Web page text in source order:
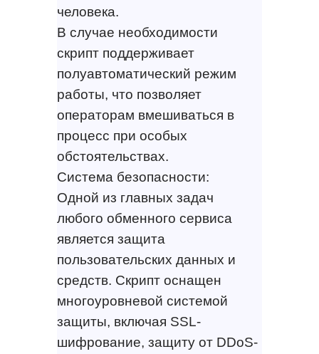
человека.
В случае необходимости
скрипт поддерживает
полуавтоматический режим
работы, что позволяет
операторам вмешиваться в
процесс при особых
обстоятельствах.
Система безопасности:
Одной из главных задач
любого обменного сервиса
является защита
пользовательских данных и
средств. Скрипт оснащен
многоуровневой системой
защиты, включая SSL-
шифрование, защиту от DDoS-